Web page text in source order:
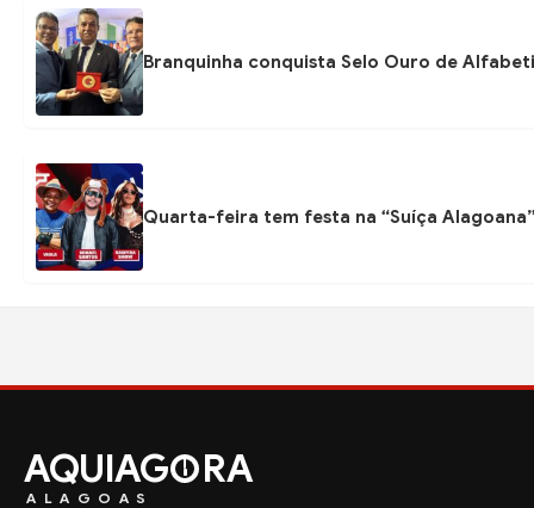
Branquinha conquista Selo Ouro de
Quarta-feira tem festa na “Suíça
AQUIAG RA
ALAGOAS